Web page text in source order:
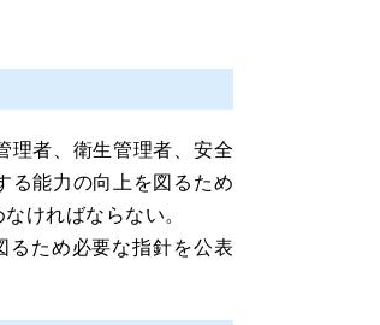
理者、衛生管理者、安全
る能力の向上を図るため
ければならない。
ため必要な指針を公表